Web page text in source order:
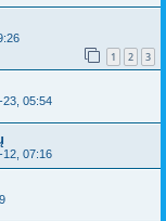
1 2 3
23, 05:54
12, 07:16